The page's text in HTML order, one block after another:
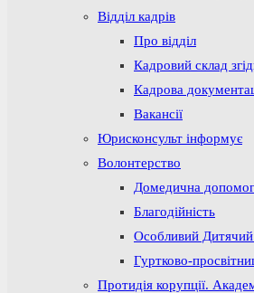
Відділ кадрів
Про відділ
Кадровий склад
Кадрова
Вакансії
Юрисконсульт інформує
Волонтерство
Домедична
Благодійність
Особливий Дитячий
Гуртково-
Протидія корупції.